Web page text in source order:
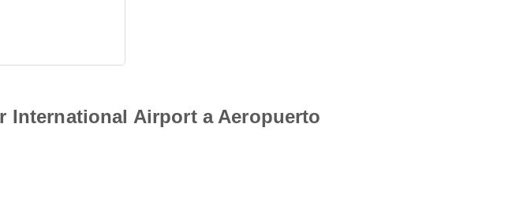
International Airport a Aeropuerto